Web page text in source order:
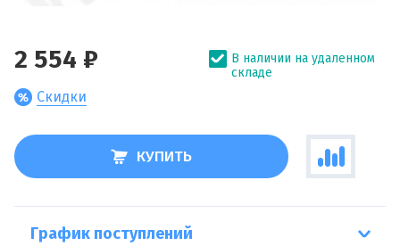
2 554 ₽
Скидки
В наличии на удаленном
складе
КУПИТЬ
График поступлений